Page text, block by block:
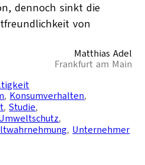
dennoch sinkt die
von
Matthias Adel
Frankfurt am Main
, Konsumverhalten
, Studie
, Unternehmer